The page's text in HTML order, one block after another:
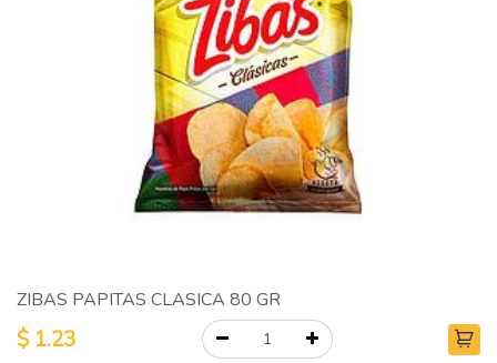
ZIBAS PAPITAS CLASICA 80 GR
$ 1.23